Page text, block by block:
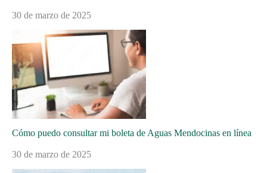
30 de marzo de 2025
Cómo puedo consultar mi boleta de Aguas Mendocinas en línea
30 de marzo de 2025